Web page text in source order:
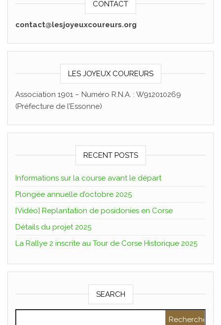
CONTACT
contact@lesjoyeuxcoureurs.org
LES JOYEUX COUREURS
Association 1901 – Numéro R.N.A. : W912010269
(Préfecture de l’Essonne)
RECENT POSTS
Informations sur la course avant le départ
Plongée annuelle d’octobre 2025
[Vidéo] Replantation de posidonies en Corse
Détails du projet 2025
La Rallye 2 inscrite au Tour de Corse Historique 2025
SEARCH